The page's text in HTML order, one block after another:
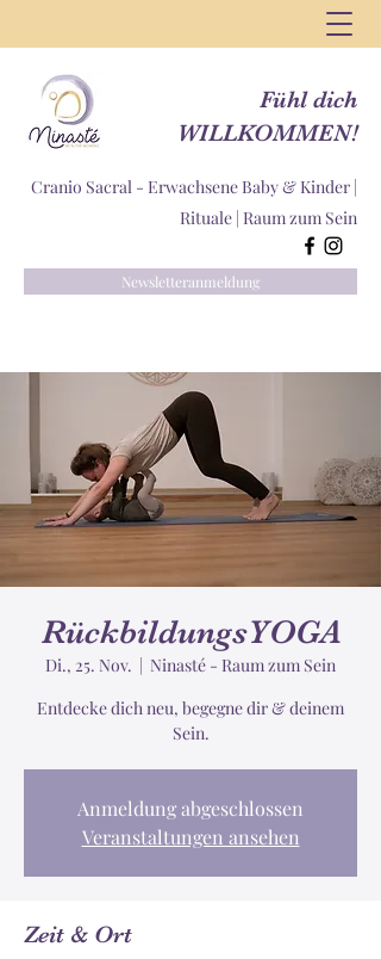
Fühl dich
WILLKOMMEN!
Cranio Sacral - Erwachsene Baby & Kinder |
Rituale | Raum zum Sein
Newsletteranmeldung
RückbildungsYOGA
Di., 25. Nov.
  |
Ninasté - Raum zum Sein
Entdecke dich neu, begegne dir & deinem
Sein.
Anmeldung abgeschlossen
Veranstaltungen ansehen
Zeit & Ort